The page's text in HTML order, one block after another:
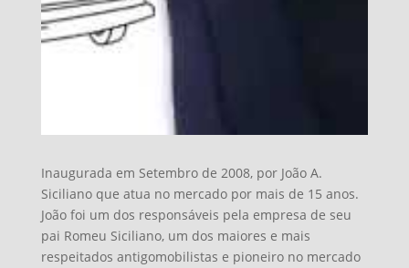
Inaugurada em Setembro de 2008, por João A.
Siciliano que atua no mercado por mais de 15 anos.
João foi um dos responsáveis pela empresa de seu
pai Romeu Siciliano, um dos maiores e mais
respeitados antigomobilistas e pioneiro no mercado